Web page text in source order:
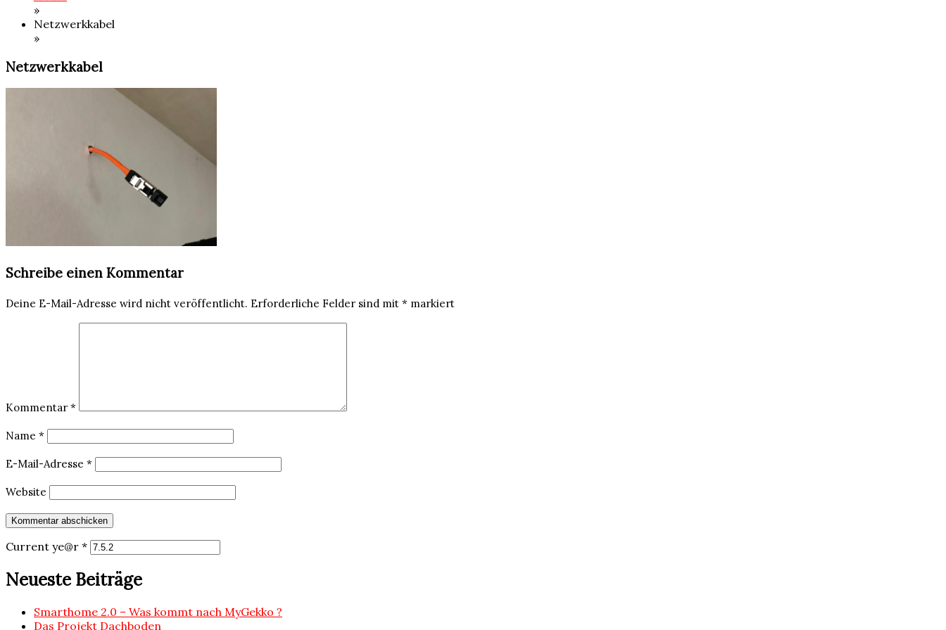
»
Netzwerkkabel
»
Netzwerkkabel
Schreibe einen Kommentar
Deine E-Mail-Adresse wird nicht veröffentlicht. Erforderliche Felder sind mit * markiert
Kommentar *
Name *
E-Mail-Adresse *
Website
Current ye@r *
Neueste Beiträge
Smarthome 2.0 – Was kommt nach MyGekko ?
Das Projekt Dachboden